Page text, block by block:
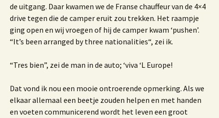
de uitgang. Daar kwamen we de Franse chauffeur van de 4×4
drive tegen die de camper eruit zou trekken. Het raampje
ging open en wij vroegen of hij de camper kwam ‘pushen’.
“It’s been arranged by three nationalities“, zei ik.
“Tres bien”, zei de man in de auto; ‘viva ‘L Europe!
Dat vond ik nou een mooie ontroerende opmerking. Als we
elkaar allemaal een beetje zouden helpen en met handen
en voeten communicerend wordt het leven een groot